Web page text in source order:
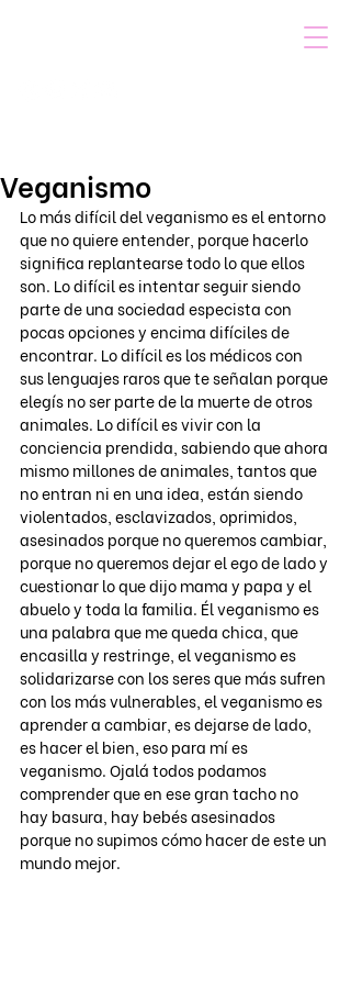
Veganismo
Lo más difícil del veganismo es el entorno
que no quiere entender, porque hacerlo
significa replantearse todo lo que ellos
son. Lo difícil es intentar seguir siendo
parte de una sociedad especista con
pocas opciones y encima difíciles de
encontrar. Lo difícil es los médicos con
sus lenguajes raros que te señalan porque
elegís no ser parte de la muerte de otros
animales. Lo difícil es vivir con la
conciencia prendida, sabiendo que ahora
mismo millones de animales, tantos que
no entran ni en una idea, están siendo
violentados, esclavizados, oprimidos,
asesinados porque no queremos cambiar,
porque no queremos dejar el ego de lado y
cuestionar lo que dijo mama y papa y el
abuelo y toda la familia. Él veganismo es
una palabra que me queda chica, que
encasilla y restringe, el veganismo es
solidarizarse con los seres que más sufren
con los más vulnerables, el veganismo es
aprender a cambiar, es dejarse de lado,
es hacer el bien, eso para mí es
veganismo. Ojalá todos podamos
comprender que en ese gran tacho no
hay basura, hay bebés asesinados
porque no supimos cómo hacer de este un
mundo mejor.